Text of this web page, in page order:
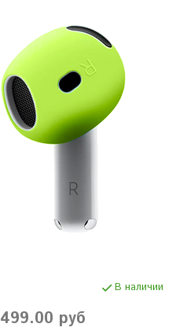
В наличии
499.00 руб